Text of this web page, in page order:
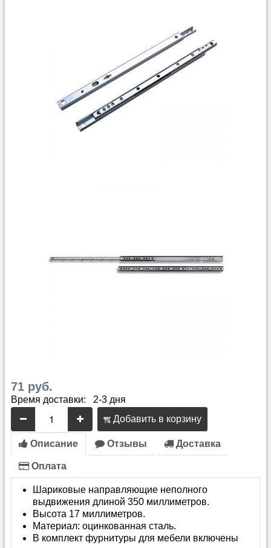
71 руб.
Время доставки: 2-3 дня
Добавить в корзину
Описание Отзывы Доставка
Оплата
Шариковые направляющие неполного
выдвижения длиной 350 миллиметров.
Высота 17 миллиметров.
Материал: оцинкованная сталь.
В комплект фурнитуры для мебели включены